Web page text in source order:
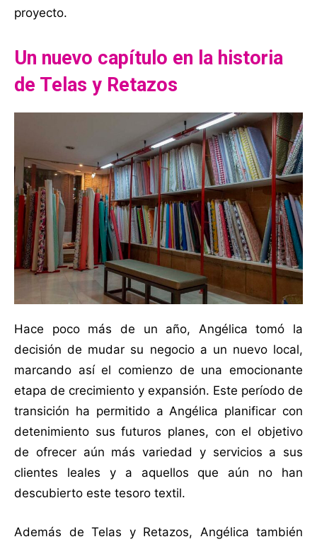
proyecto.
Un nuevo capítulo en la historia
de Telas y Retazos
Hace poco más de un año, Angélica tomó la
decisión de mudar su negocio a un nuevo local,
marcando así el comienzo de una emocionante
etapa de crecimiento y expansión. Este período de
transición ha permitido a Angélica planificar con
detenimiento sus futuros planes, con el objetivo
de ofrecer aún más variedad y servicios a sus
clientes leales y a aquellos que aún no han
descubierto este tesoro textil.
Además de Telas y Retazos, Angélica también